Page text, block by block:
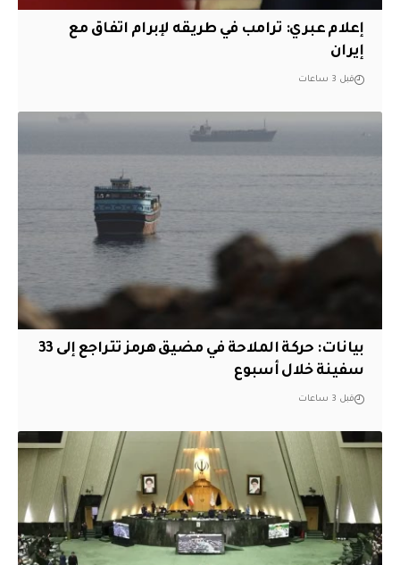
إعلام عبري: ترامب في طريقه لإبرام اتفاق مع
إيران
قبل 3 ساعات
بيانات: حركة الملاحة في مضيق هرمز تتراجع إلى 33
سفينة خلال أسبوع
قبل 3 ساعات